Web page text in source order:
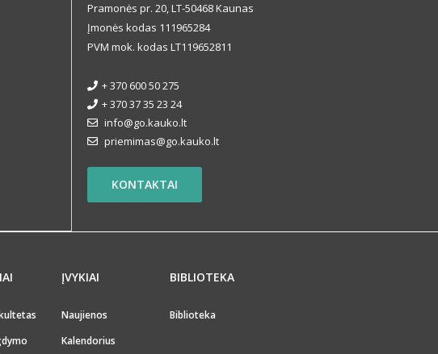
Pramonės pr. 20, LT-50468 Kaunas
Įmonės kodas 111965284
PVM mok. kodas LT119652811
+ 370 600 50 275
+ 370 37 35 23 24
info@go.kauko.lt
priemimas@go.kauko.lt
KONTAKTAI
ĮVYKIAI
Naujienos
Kalendorius
BIBLIOTEKA
Biblioteka